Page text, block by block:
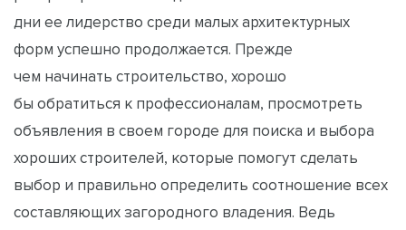
дни ее лидерство среди малых архитектурных
форм успешно продолжается. Прежде
чем начинать строительство, хорошо
бы обратиться к профессионалам, просмотреть
объявления в своем городе для поиска и выбора
хороших строителей, которые помогут сделать
выбор и правильно определить соотношение всех
составляющих загородного владения. Ведь